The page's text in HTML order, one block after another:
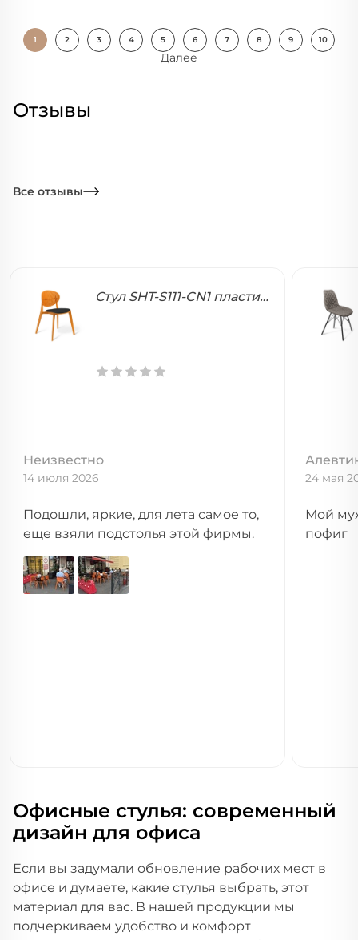
1 2 3 4 5 6 7 8 9 10
Далее
Отзывы
Все отзывы
Стул SHT-S111-CN1 пластиковый
Неизвестно
14 июля 2026
Подошли, яркие, для лета самое то,
еще взяли подстолья этой фирмы.
24 мая
Мой
пофиг
Офисные стулья: современный
дизайн для офиса
Если вы задумали обновление рабочих мест в
офисе и думаете, какие стулья выбрать, этот
материал для вас. В нашей продукции мы
подчеркиваем удобство и комфорт